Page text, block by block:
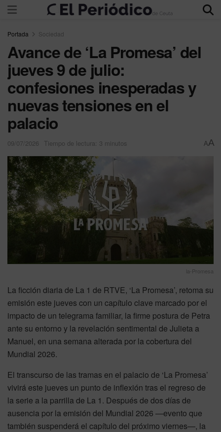
Portada Sociedad
Avance de ‘La Promesa’ del
jueves 9 de julio:
confesiones inesperadas y
nuevas tensiones en el
palacio
09/07/2026 Tiempo de lectura: 3 minutos AA
la-Promesa
La ficción diaria de La 1 de RTVE, ‘La Promesa’, retoma su
emisión este jueves con un capítulo clave marcado por el
impacto de un telegrama familiar, la firme postura de Petra
ante su entorno y la revelación sentimental de Julieta a
Manuel, en una semana alterada por la cobertura del
Mundial 2026.
El transcurso de las tramas en el palacio de ‘La Promesa’
vivirá este jueves un punto de inflexión tras el regreso de
la serie a la parrilla de La 1. Después de dos días de
ausencia por la emisión del Mundial 2026 —evento que
también suspenderá el capítulo del próximo viernes—, la